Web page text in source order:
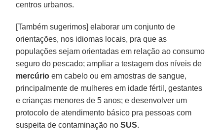
centros urbanos.
[Também sugerimos] elaborar um conjunto de
orientações, nos idiomas locais, pra que as
populações sejam orientadas em relação ao consumo
seguro do pescado; ampliar a testagem dos níveis de
mercúrio em cabelo ou em amostras de sangue,
principalmente de mulheres em idade fértil, gestantes
e crianças menores de 5 anos; e desenvolver um
protocolo de atendimento básico pra pessoas com
suspeita de contaminação noSUS.